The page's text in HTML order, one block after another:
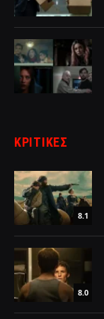
ΚΡΙΤΙΚΈΣ
8.1
8.0